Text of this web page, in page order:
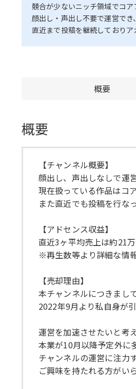
競合が少ないニッチ領域でコア
顔出し・声出し不要で運営でき
直近まで投稿を継続しておりア
概要
概要
【チャンネル概要】
顔出し、声出しなしで運
現在扱っている作品はコ
また直近でも投稿を行な
【アドセンス収益】
直近3ヶ平均売上は約21
※再生数等より詳細な情
【売却理由】
本チャンネルにつきまし
2022年9月より私自身が
運営を加速させたいと考
本業が10月以降予定外に
チャンネルの運営に注力
ご興味を持たれる方がい